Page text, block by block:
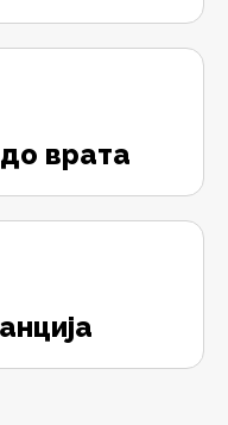
врата